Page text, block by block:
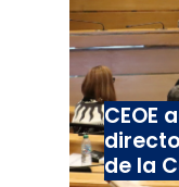
CEOE
de la